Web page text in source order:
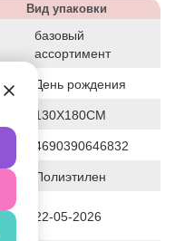
Вид упаковки
базовый
ассортимент
День рождения
130Х180СМ
4690390646832
Полиэтилен
22-05-2026